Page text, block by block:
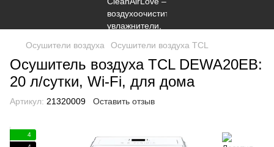
Осушители воздуха Осушители воздуха TCL
Осушитель воздуха TCL DEWA20EB:
20 ​​л/сутки, Wi-Fi, для дома
Артикул: 21320009 Оставить отзыв
4